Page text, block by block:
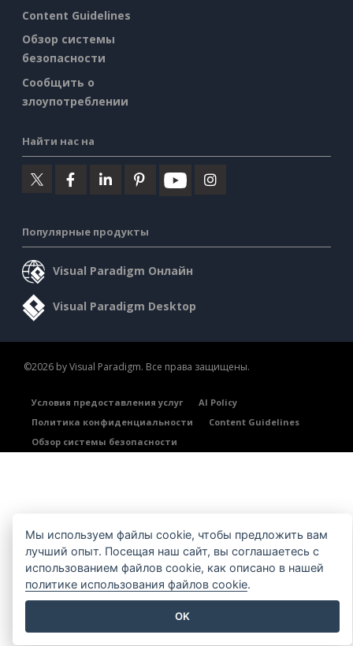
Content Guidelines
Обзор системы
безопасности
Сообщить о
злоупотреблении
Найти нас на
Популярные продукты
Visual Paradigm Онлайн
Visual Paradigm Desktop
©2026 by Visual Paradigm. Все права защищены.
Условия предоставления услуг
AI Policy
Политика конфиденциальности
Content Guidelines
Обзор системы безопасности
Мы используем файлы cookie, чтобы предложить вам
лучший опыт. Посещая наш сайт, вы соглашаетесь с
использованием файлов cookie, как описано в нашей
политике использования файлов cookie.
OK